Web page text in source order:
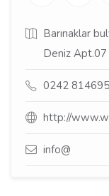
Barınaklar
Deniz
0242
http://
info@